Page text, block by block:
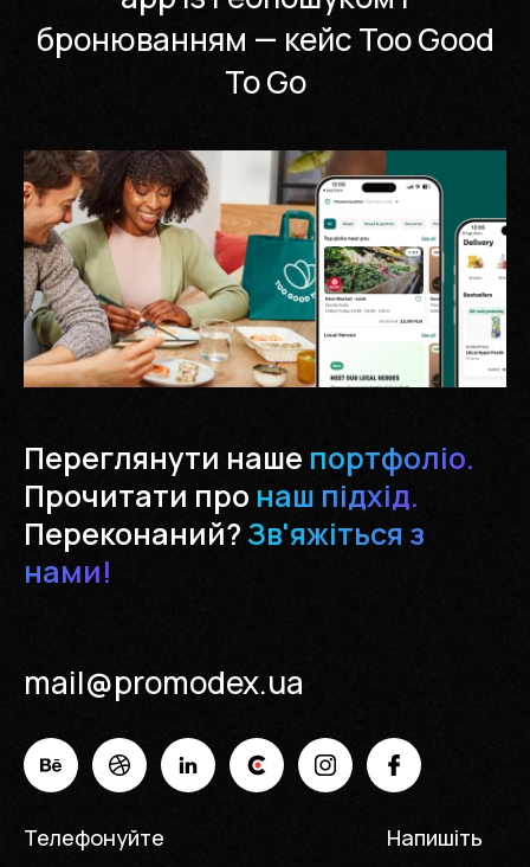
бронюванням — кейс Too Good
To Go
Переглянути наше портфоліо.
Прочитати про наш підхід.
Переконаний? Зв'яжіться з
нами!
mail@promodex.ua
Телефонуйте Напишіть